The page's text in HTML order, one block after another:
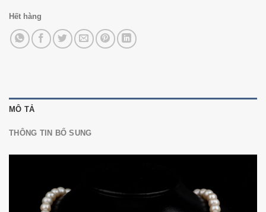
Hết hàng
MÔ TẢ
THÔNG TIN BỔ SUNG